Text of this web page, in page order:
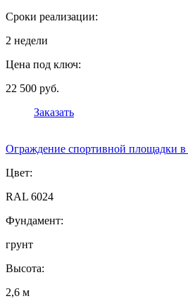
Сроки реализации:
2 недели
Цена под ключ:
22 500 руб.
Заказать
Ограждение спортивной площадки в
Цвет:
RAL 6024
Фундамент:
грунт
Высота:
2,6 м